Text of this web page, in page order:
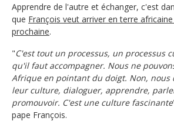
Apprendre de l'autre et échanger, c'est
que François veut arriver en terre
prochaine.
"C'est tout un processus, un processus
qu'il faut accompagner. Nous ne
Afrique en pointant du doigt. Non, nous
leur culture, dialoguer, apprendre,
promouvoir. C'est une culture fascinante
pape François.